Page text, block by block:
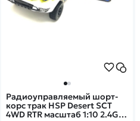
Радиоуправляемый шорт-
корс трак HSP Desert SCT
4WD RTR масштаб 1:10 2.4G -